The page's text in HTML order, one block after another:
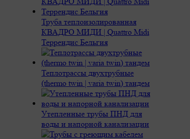
Труба теплоизолированная
КВАДРО МИДИ | Quattro Midi
Террендис Бельгия
Теплотрассы двухтрубные
(thermo twin | varia twin) тандем
Утепленные трубы ПНД для
воды и напорной канализации